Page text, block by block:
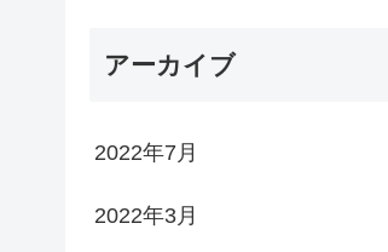
アーカイブ
2022年7月
2022年3月